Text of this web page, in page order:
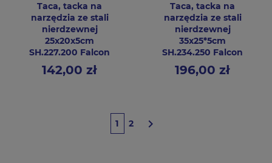
Taca, tacka na
narzędzia ze stali
nierdzewnej
25x20x5cm
SH.227.200 Falcon
Cena142,00 zł
Taca, tacka na
narzędzia ze stali
nierdzewnej
35x25*5cm
SH.234.250 Falcon
Cena196,00 zł
1 2 